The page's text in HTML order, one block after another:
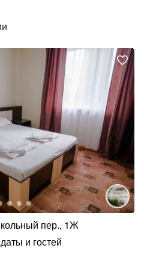
пер., 1Ж
и гостей